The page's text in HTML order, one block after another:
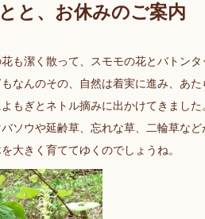
と、お休みのご案内
も潔く散って、スモモの花とバトンタ
なんのその、自然は着実に進み、あた
もぎとネトル摘みに出かけてきました
ソウや延齢草、忘れな草、二輪草な
大きく育ててゆくのでしょうね。